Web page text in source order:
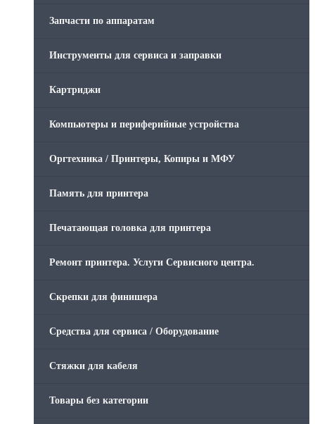
Запчасти по аппаратам
Инструменты для сервиса и заправки
Картриджи
Компьютеры и периферийные устройства
Оргтехника / Принтеры, Копиры и МФУ
Память для принтера
Печатающая головка для принтера
Ремонт принтера. Услуги Сервисного центра.
Скрепки для финишера
Средства для сервиса / Оборудование
Стяжки для кабеля
Товары без категории